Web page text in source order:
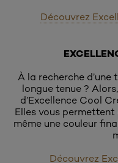
Découvrez
À la recherche
longue tenue ?
d’Excellence Cool
Elles vous
même une couleur
Découvrez